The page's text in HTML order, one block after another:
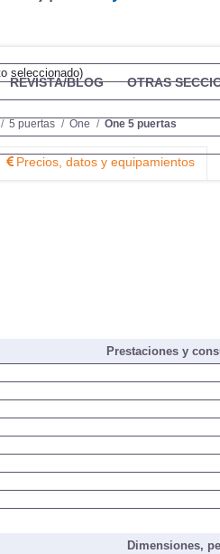
REVISTA/BLOG OTRAS
5 puertas One One 5 puertas
Precios, datos y equipamientos
seleccionado)
Prestaciones y
Dimensiones,